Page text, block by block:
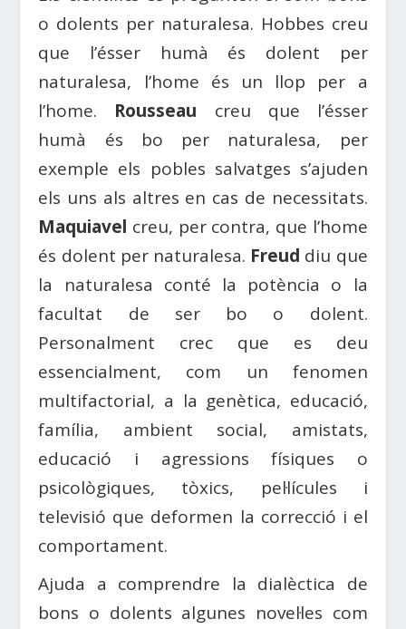
o dolents per naturalesa. Hobbes creu
que l’ésser humà és dolent per
naturalesa, l’home és un llop per a
l’home. Rousseau creu que l’ésser
humà és bo per naturalesa, per
exemple els pobles salvatges s’ajuden
els uns als altres en cas de necessitats.
Maquiavel creu, per contra, que l’home
és dolent per naturalesa. Freud diu que
la naturalesa conté la potència o la
facultat de ser bo o dolent.
Personalment crec que es deu
essencialment, com un fenomen
multifactorial, a la genètica, educació,
família, ambient social, amistats,
educació i agressions físiques o
psicològiques, tòxics, pel·lícules i
televisió que deformen la correcció i el
comportament.
Ajuda a comprendre la dialèctica de
bons o dolents algunes novel·les com